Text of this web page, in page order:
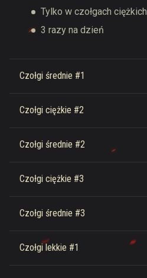
Tylko w czołgach ciężkich
3 razy na dzień
Czołgi średnie #1
Czołgi ciężkie #2
Czołgi średnie #2
Czołgi ciężkie #3
Czołgi średnie #3
Czołgi lekkie #1